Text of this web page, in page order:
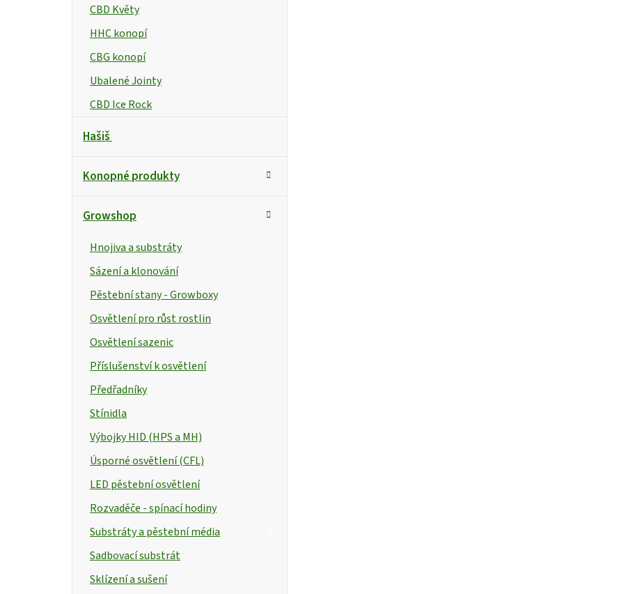
CBD Květy
HHC konopí
CBG konopí
Ubalené Jointy
CBD Ice Rock
Hašiš
Konopné produkty
Growshop
Hnojiva a substráty
Sázení a klonování
Pěstební stany - Growboxy
Osvětlení pro růst rostlin
Osvětlení sazenic
Příslušenství k osvětlení
Předřadníky
Stínidla
Výbojky HID (HPS a MH)
Úsporné osvětlení (CFL)
LED pěstební osvětlení
Rozvaděče - spínací hodiny
Substráty a pěstební média
Sadbovací substrát
Sklízení a sušení